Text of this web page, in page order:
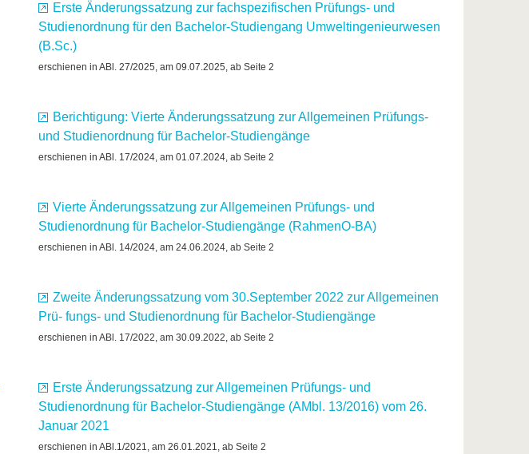
Erste Änderungssatzung zur fachspezifischen Prüfungs- und
Studienordnung für den Bachelor-Studiengang Umweltingenieurwesen
(B.Sc.)
erschienen in ABl. 27/2025, am 09.07.2025, ab Seite 2
Berichtigung: Vierte Änderungssatzung zur Allgemeinen Prüfungs-
und Studienordnung für Bachelor-Studiengänge
erschienen in ABl. 17/2024, am 01.07.2024, ab Seite 2
Vierte Änderungssatzung zur Allgemeinen Prüfungs- und
Studienordnung für Bachelor-Studiengänge (RahmenO-BA)
erschienen in ABl. 14/2024, am 24.06.2024, ab Seite 2
Zweite Änderungssatzung vom 30.September 2022 zur Allgemeinen
Prü- fungs- und Studienordnung für Bachelor-Studiengänge
erschienen in ABl. 17/2022, am 30.09.2022, ab Seite 2
Erste Änderungssatzung zur Allgemeinen Prüfungs- und
Studienordnung für Bachelor-Studiengänge (AMbl. 13/2016) vom 26.
Januar 2021
erschienen in ABl.1/2021, am 26.01.2021, ab Seite 2